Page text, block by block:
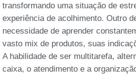
transformando uma situação de
experiência de acolhimento. Outro
necessidade de aprender
vasto mix de produtos, suas
A habilidade de ser multitarefa,
caixa, o atendimento e a